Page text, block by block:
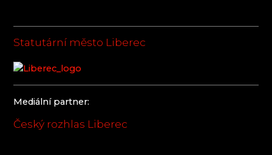
Statutární město Liberec
Mediální partner:
Český rozhlas Liberec